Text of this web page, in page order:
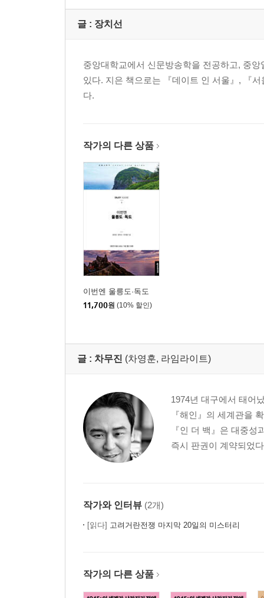
글 : 장치선
중앙대학교에서 신문방송학을 전공하고, 중
있다. 지은 책으로는 『데이트 인 서울』, 『
다.
작가의 다른 상품
이번엔 울릉도·독도
11,700원 (10% 할인)
글 : 차무진 (차영훈, 라임라이트)
1974년 대구에서 태어
『해인』의 세계관을
『인 더 백』은 대중
즉시 판권이 계약되었
작가와 인터뷰 (2개)
[읽다] 고려거란전쟁 마지막 20일의 미스터리
작가의 다른 상품